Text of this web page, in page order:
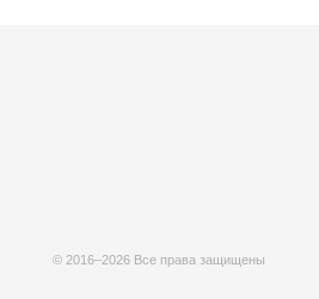
© 2016–2026 Все права защищены